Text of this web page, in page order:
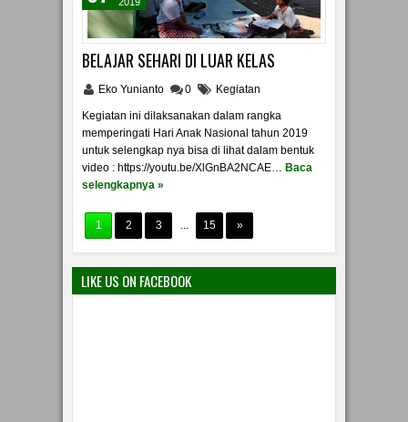
BELAJAR SEHARI DI LUAR KELAS
Eko Yunianto 0 Kegiatan
Kegiatan ini dilaksanakan dalam rangka
memperingati Hari Anak Nasional tahun 2019
untuk selengkap nya bisa di lihat dalam bentuk
video : https://youtu.be/XlGnBA2NCAE… Baca
selengkapnya »
1 2 3 ... 15 »
LIKE US ON FACEBOOK